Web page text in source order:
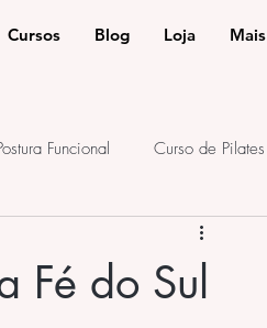
Cursos Blog Loja Mais
Funcional Curso de Pilates
Fé do Sul